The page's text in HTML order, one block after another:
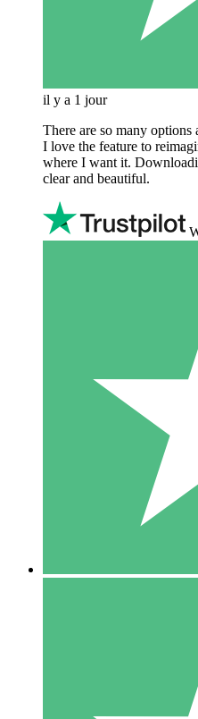
il y a 1 jour
There are so many
I love the feature to
where I want it.
clear and beautiful.